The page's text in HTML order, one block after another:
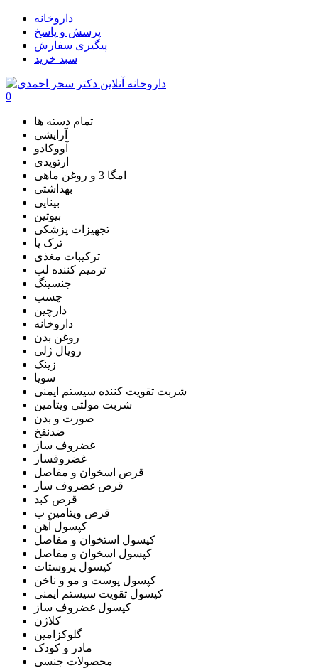
داروخانه
پرسش و پاسخ
پیگیری سفارش
سبد خرید
0
تمام دسته ها
آرایشی
آووکادو
ارتوپدی
امگا 3 و روغن ماهی
بهداشتی
بینایی
بیوتین
تجهیزات پزشکی
ترک پا
ترکیبات مغذی
ترمیم کننده لب
جنسینگ
چسب
دارچین
داروخانه
روغن بدن
رویال ژلی
زینک
سویا
شربت تقویت کننده سیستم ایمنی
شربت مولتی ویتامین
صورت و بدن
ضدنفخ
غضروف ساز
غضروفساز
قرص اسخوان و مفاصل
قرص غضروف ساز
قرص کبد
قرص ویتامین ب
کپسول آهن
کپسول استخوان و مفاصل
کپسول اسخوان و مفاصل
کپسول پروستات
کپسول پوست و مو و ناخن
کپسول تقویت سیستم ایمنی
کپسول غضروف ساز
کلاژن
گلوکزامین
مادر و کودک
محصولات جنسی